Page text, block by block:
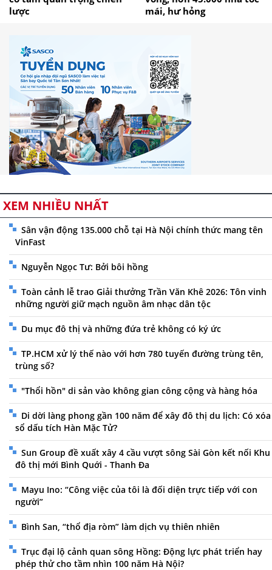
lược
mái, hư hỏng
XEM NHIỀU NHẤT
Sân vận động 135.000 chỗ tại Hà Nội chính thức mang tên
VinFast
Nguyễn Ngọc Tư: Bởi bôi hồng
Toàn cảnh lễ trao Giải thưởng Trần Văn Khê 2026: Tôn vinh
những người giữ mạch nguồn âm nhạc dân tộc
Du mục đô thị và những đứa trẻ không có ký ức
TP.HCM xử lý thế nào với hơn 780 tuyến đường trùng tên,
trùng số?
"Thổi hồn" di sản vào không gian công cộng và hàng hóa
Di dời làng phong gần 100 năm để xây đô thị du lịch: Có xóa
sổ dấu tích Hàn Mặc Tử?
Sun Group đề xuất xây 4 cầu vượt sông Sài Gòn kết nối Khu
đô thị mới Bình Quới - Thanh Đa
Mayu Ino: “Công việc của tôi là đối diện trực tiếp với con
người”
Bình San, “thổ địa ròm” làm dịch vụ thiên nhiên
Trục đại lộ cảnh quan sông Hồng: Động lực phát triển hay
phép thử cho tầm nhìn 100 năm Hà Nội?